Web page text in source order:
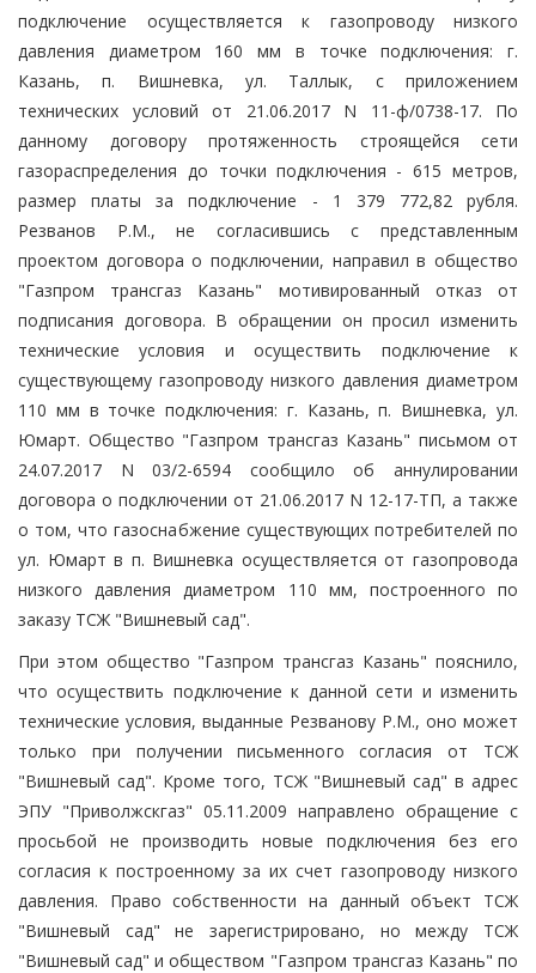
подключение осуществляется к газопроводу низкого
давления диаметром 160 мм в точке подключения: г.
Казань, п. Вишневка, ул. Таллык, с приложением
технических условий от 21.06.2017 N 11-ф/0738-17. По
данному договору протяженность строящейся сети
газораспределения до точки подключения - 615 метров,
размер платы за подключение - 1 379 772,82 рубля.
Резванов Р.М., не согласившись с представленным
проектом договора о подключении, направил в общество
"Газпром трансгаз Казань" мотивированный отказ от
подписания договора. В обращении он просил изменить
технические условия и осуществить подключение к
существующему газопроводу низкого давления диаметром
110 мм в точке подключения: г. Казань, п. Вишневка, ул.
Юмарт. Общество "Газпром трансгаз Казань" письмом от
24.07.2017 N 03/2-6594 сообщило об аннулировании
договора о подключении от 21.06.2017 N 12-17-ТП, а также
о том, что газоснабжение существующих потребителей по
ул. Юмарт в п. Вишневка осуществляется от газопровода
низкого давления диаметром 110 мм, построенного по
заказу ТСЖ "Вишневый сад".
При этом общество "Газпром трансгаз Казань" пояснило,
что осуществить подключение к данной сети и изменить
технические условия, выданные Резванову Р.М., оно может
только при получении письменного согласия от ТСЖ
"Вишневый сад". Кроме того, ТСЖ "Вишневый сад" в адрес
ЭПУ "Приволжскгаз" 05.11.2009 направлено обращение с
просьбой не производить новые подключения без его
согласия к построенному за их счет газопроводу низкого
давления. Право собственности на данный объект ТСЖ
"Вишневый сад" не зарегистрировано, но между ТСЖ
"Вишневый сад" и обществом "Газпром трансгаз Казань" по